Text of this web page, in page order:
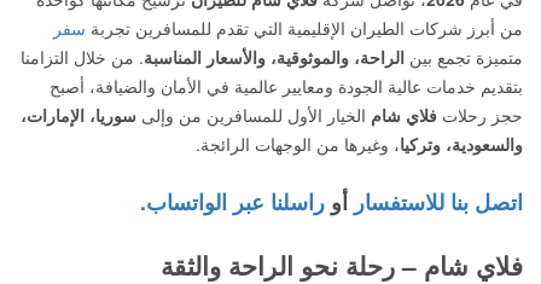
من أبرز شركات الطيران الإقليمية التي تقدم للمسافرين تجربة سفر
متميزة تجمع بين الراحة، والموثوقية، والأسعار المناسبة. من خلال التزامنا
بتقديم خدمات عالية الجودة ومعايير عالمية في الأمان والضيافة، أصبح
حجز رحلات فلاي شام الخيار الأول للمسافرين من وإلى سوريا، الإمارات،
والسعودية، وتركيا، وغيرها من الوجهات الرائجة.
اتصل بنا للاستفسار أو راسلنا عبر الواتساب.
فلاي شام – رحلة نحو الراحة والثقة